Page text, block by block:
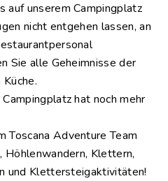
unserem Campingplatz
nicht entgehen lassen, an
Sie alle Geheimnisse der
hat noch mehr
Toscana Adventure Team
Höhlenwandern, Klettern,
und Klettersteigaktivitäten!